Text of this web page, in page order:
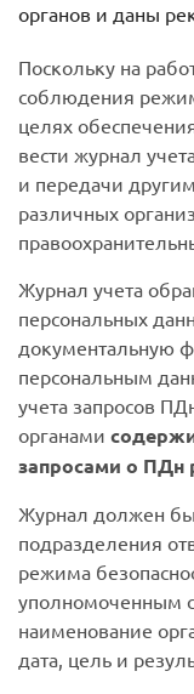
органов и даны
Поскольку на
соблюдения
целях
вести журнал
и передачи
различных
Журнал учета
персональных
документальную
персональным
учета запросов
органами
запросами о ПДн
Журнал должен
подразделения
режима
уполномоченным
наименование
дата, цель и